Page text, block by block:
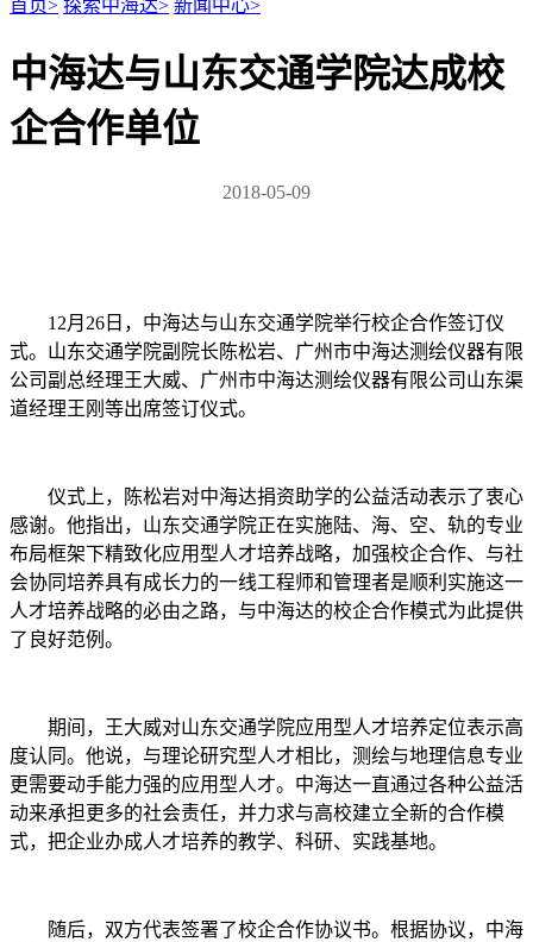
首页> 探索中海达> 新闻中心>
中海达与山东交通学院达成校
企合作单位
2018-05-09
12月26日，中海达与山东交通学院举行校企合作签订仪
式。山东交通学院副院长陈松岩、广州市中海达测绘仪器有限
公司副总经理王大威、广州市中海达测绘仪器有限公司山东渠
道经理王刚等出席签订仪式。
仪式上，陈松岩对中海达捐资助学的公益活动表示了衷心
感谢。他指出，山东交通学院正在实施陆、海、空、轨的专业
布局框架下精致化应用型人才培养战略，加强校企合作、与社
会协同培养具有成长力的一线工程师和管理者是顺利实施这一
人才培养战略的必由之路，与中海达的校企合作模式为此提供
了良好范例。
期间，王大威对山东交通学院应用型人才培养定位表示高
度认同。他说，与理论研究型人才相比，测绘与地理信息专业
更需要动手能力强的应用型人才。中海达一直通过各种公益活
动来承担更多的社会责任，并力求与高校建立全新的合作模
式，把企业办成人才培养的教学、科研、实践基地。
随后，双方代表签署了校企合作协议书。根据协议，中海